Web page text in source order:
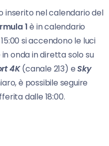
inserito nel calendario del
1è in calendario
si accendono le luci
in onda in diretta solo su
4K(canale 213) eSky
è possibile seguire
dalle 18:00.